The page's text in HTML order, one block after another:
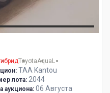
ToyotaAquaL
TAA Kantou
лота: 2044
аукциона: 06 Августа